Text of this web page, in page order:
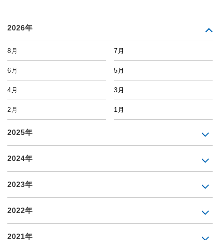
2026年
8月 7月
6月 5月
4月 3月
2月 1月
2025年
2024年
2023年
2022年
2021年